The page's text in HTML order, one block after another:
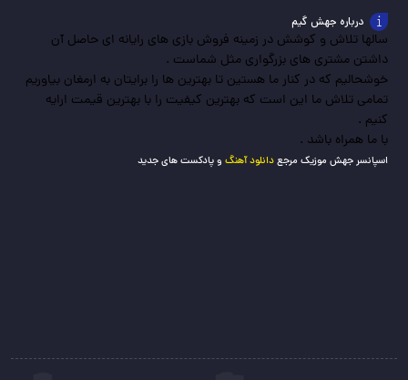
درباره جهش گیم
سالها تلاش و کوشش در زمینه فروش بازی های رایانه ای حاصل آن
داشتن مشتری های بزرگواری مثل شماست .
خوشحالیم که در کنار ما هستین تا بهترین ها را برایتان به ارمغان بیاوریم
تمامی تلاش ما این است که بهترین کیفیت را با بهترین قیمت ارایه
کنیم .
با ما همراه باشد .
اسپانسر جهش موزیک مرجعدانلود آهنگ و پادکست های جدید